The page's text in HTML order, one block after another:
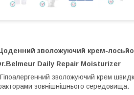
зволожуючий крем-
Daily Repair Moisturizer
Гіпоалергенний зволожуючий крем
зовнішнішнього середовища.